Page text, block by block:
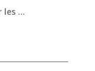
les …